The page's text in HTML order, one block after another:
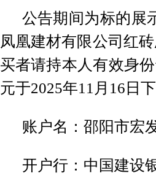
公告期间为标的展
凤凰建材有限公司红
买者请持本人有效身
元于2025年11月16日
账户名：邵阳市宏
开户行：中国建设